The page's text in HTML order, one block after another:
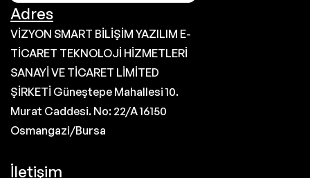
Adres
VİZYON SMART BİLİŞİM YAZILIM E-
TİCARET TEKNOLOJİ HİZMETLERİ
SANAYİ VE TİCARET LİMİTED
ŞİRKETİ Güneştepe Mahallesi 10.
Murat Caddesi. No: 22/A 16150
Osmangazi/Bursa
İletişim